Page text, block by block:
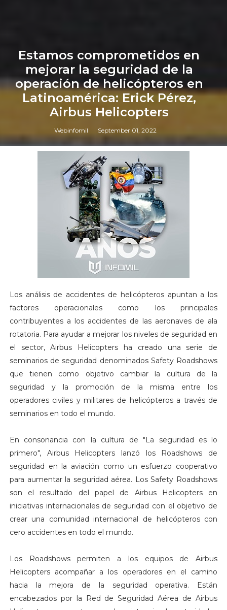
Estamos comprometidos en
mejorar la seguridad de la
operación de helicópteros en
Latinoamérica: Erick Pérez,
Airbus Helicopters
Webinfomil September 01, 2022
Los análisis de accidentes de helicópteros apuntan a los
factores operacionales como los principales
contribuyentes a los accidentes de las aeronaves de ala
rotatoria. Para ayudar a mejorar los niveles de seguridad en
el sector, Airbus Helicopters ha creado una serie de
seminarios de seguridad denominados Safety Roadshows
que tienen como objetivo cambiar la cultura de la
seguridad y la promoción de la misma entre los
operadores civiles y militares de helicópteros a través de
seminarios en todo el mundo.
En consonancia con la cultura de "La seguridad es lo
primero", Airbus Helicopters lanzó los Roadshows de
seguridad en la aviación como un esfuerzo cooperativo
para aumentar la seguridad aérea. Los Safety Roadshows
son el resultado del papel de Airbus Helicopters en
iniciativas internacionales de seguridad con el objetivo de
crear una comunidad internacional de helicópteros con
cero accidentes en todo el mundo.
Los Roadshows permiten a los equipos de Airbus
Helicopters acompañar a los operadores en el camino
hacia la mejora de la seguridad operativa. Están
encabezados por la Red de Seguridad Aérea de Airbus